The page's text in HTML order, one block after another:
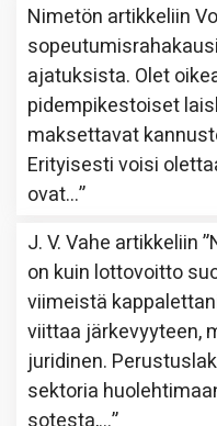
Nimetön artikkeliin
ajatuksista. Olet
pidempikestoiset
maksettavat
Erityisesti voisi
ovat…”
J. V. Vahe artikkeliin
on kuin lottovoitto
viimeistä
viittaa järkevyyteen,
juridinen.
sektoria